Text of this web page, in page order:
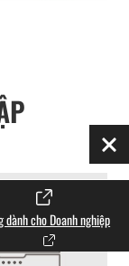
dành cho Doanh nghiệp